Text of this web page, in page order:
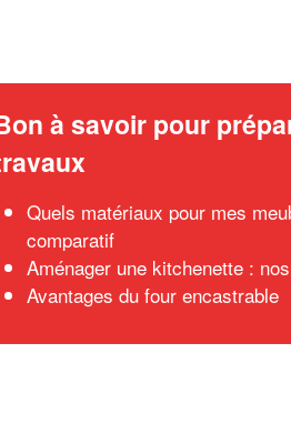
à savoir pour
Quels matériaux pour mes
comparatif
Aménager une kitchenette :
Avantages du four encastrable